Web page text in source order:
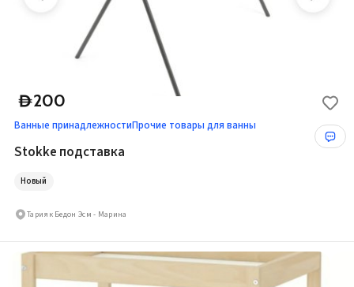
D200
Ванные принадлежностиПрочие товары для ванны
Stokke подставка
Новый
Тарияк Бедон Эсм - Марина